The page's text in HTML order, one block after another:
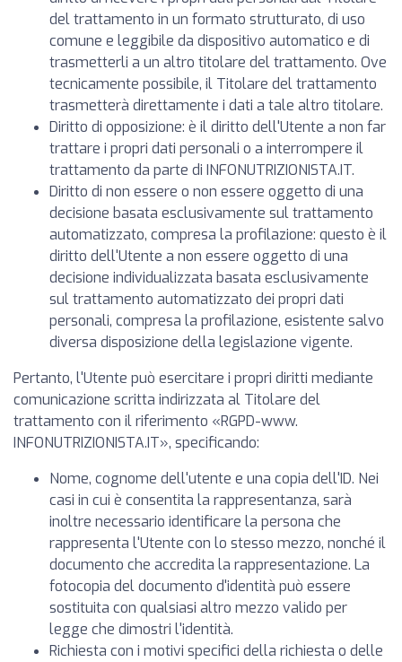
del trattamento in un formato strutturato, di uso
comune e leggibile da dispositivo automatico e di
trasmetterli a un altro titolare del trattamento. Ove
tecnicamente possibile, il Titolare del trattamento
trasmetterà direttamente i dati a tale altro titolare.
Diritto di opposizione: è il diritto dell'Utente a non far
trattare i propri dati personali o a interrompere il
trattamento da parte di INFONUTRIZIONISTA.IT.
Diritto di non essere o non essere oggetto di una
decisione basata esclusivamente sul trattamento
automatizzato, compresa la profilazione: questo è il
diritto dell'Utente a non essere oggetto di una
decisione individualizzata basata esclusivamente
sul trattamento automatizzato dei propri dati
personali, compresa la profilazione, esistente salvo
diversa disposizione della legislazione vigente.
Pertanto, l'Utente può esercitare i propri diritti mediante
comunicazione scritta indirizzata al Titolare del
trattamento con il riferimento «RGPD-www.
INFONUTRIZIONISTA.IT», specificando:
Nome, cognome dell'utente e una copia dell'ID. Nei
casi in cui è consentita la rappresentanza, sarà
inoltre necessario identificare la persona che
rappresenta l'Utente con lo stesso mezzo, nonché il
documento che accredita la rappresentazione. La
fotocopia del documento d'identità può essere
sostituita con qualsiasi altro mezzo valido per
legge che dimostri l'identità.
Richiesta con i motivi specifici della richiesta o delle